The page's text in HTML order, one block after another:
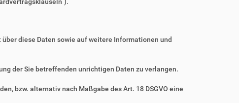
diese Daten sowie auf weitere Informationen und
der Sie betreffenden unrichtigen Daten zu verlangen.
bzw. alternativ nach Maßgabe des Art. 18 DSGVO eine